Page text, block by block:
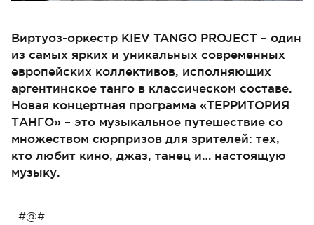
Виртуоз-оркестр KIEV TANGO PROJECT – один
из самых ярких и уникальных современных
европейских коллективов, исполняющих
аргентинское танго в классическом составе.
Новая концертная программа «ТЕРРИТОРИЯ
ТАНГО» – это музыкальное путешествие со
множеством сюрпризов для зрителей: тех,
кто любит кино, джаз, танец и… настоящую
музыку.
#@#